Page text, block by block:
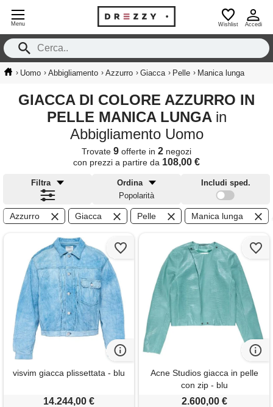
Menu Wishlist Accedi
› Uomo › Abbigliamento › Azzurro › Giacca › Pelle › Manica lunga
GIACCA DI COLORE AZZURRO IN
PELLE MANICA LUNGA in
Abbigliamento Uomo
Trovate 9 offerte in 2 negozi
con prezzi a partire da 108,00 €
Filtra
Ordina
Popolarità
Includi sped.
Azzurro Giacca Pelle Manica lunga
visvim giacca plissettata - blu
14.244,00 €
Acne Studios giacca in pelle
con zip - blu
2.600,00 €